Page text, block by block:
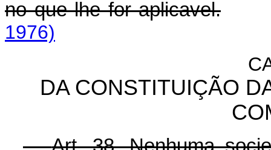
no que lhe for aplicavel.
1976)
DA CONSTITUIÇÃO